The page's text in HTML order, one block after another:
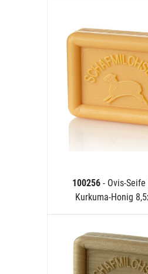
100256 - Ovis-
Kurkuma-Honig